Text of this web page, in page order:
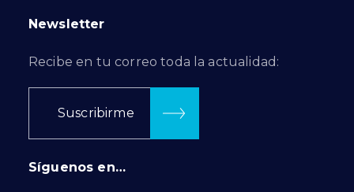
Newsletter
Recibe en tu correo toda la actualidad:
Suscribirme
Síguenos en…